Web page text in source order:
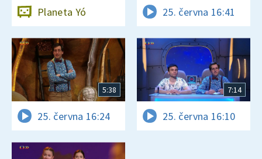
Planeta Yó 25. června 16:41
5:38
25. června 16:24
7:14
25. června 16:10